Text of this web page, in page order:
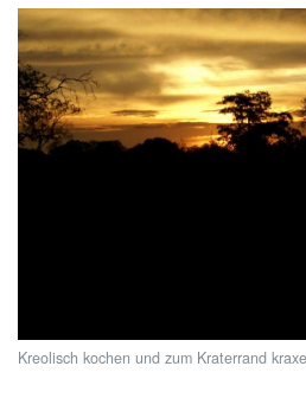
Kreolisch kochen und zum Kraterrand